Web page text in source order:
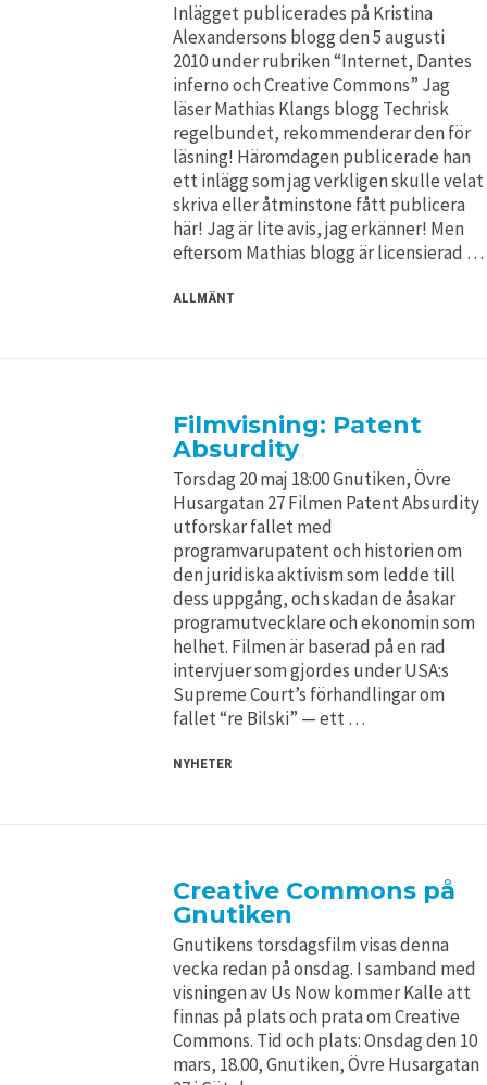
Inlägget publicerades på Kristina
Alexandersons blogg den 5 augusti
2010 under rubriken “Internet, Dantes
inferno och Creative Commons” Jag
läser Mathias Klangs blogg Techrisk
regelbundet, rekommenderar den för
läsning! Häromdagen publicerade han
ett inlägg som jag verkligen skulle velat
skriva eller åtminstone fått publicera
här! Jag är lite avis, jag erkänner! Men
eftersom Mathias blogg är licensierad …
ALLMÄNT
Filmvisning: Patent
Absurdity
Torsdag 20 maj 18:00 Gnutiken, Övre
Husargatan 27 Filmen Patent Absurdity
utforskar fallet med
programvarupatent och historien om
den juridiska aktivism som ledde till
dess uppgång, och skadan de åsakar
programutvecklare och ekonomin som
helhet. Filmen är baserad på en rad
intervjuer som gjordes under USA:s
Supreme Court’s förhandlingar om
fallet “re Bilski” — ett …
NYHETER
Creative Commons på
Gnutiken
Gnutikens torsdagsfilm visas denna
vecka redan på onsdag. I samband med
visningen av Us Now kommer Kalle att
finnas på plats och prata om Creative
Commons. Tid och plats: Onsdag den 10
mars, 18.00, Gnutiken, Övre Husargatan